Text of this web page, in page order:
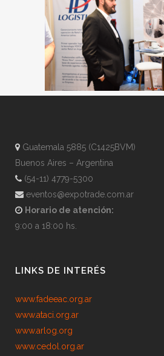
Guatemala 5885 (C1425BVM)
Buenos Aires – Argentina
(54-11) 4779-5300
eventos@expotrade.com.ar
Horario de atención:
9:00 a 18:00 hs.
LINKS DE INTERÉS
www.fadeeac.org.ar
www.ataci.org.ar
www.arlog.org
www.cedol.org.ar